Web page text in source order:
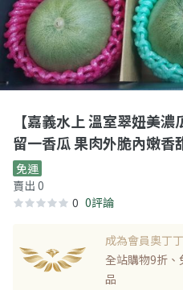
【嘉義水上 溫室翠妞美
留一香瓜 果肉外脆內嫩香
免運
賣出 0
0 0評論
成為會員奧丁
全站購物9折、
品